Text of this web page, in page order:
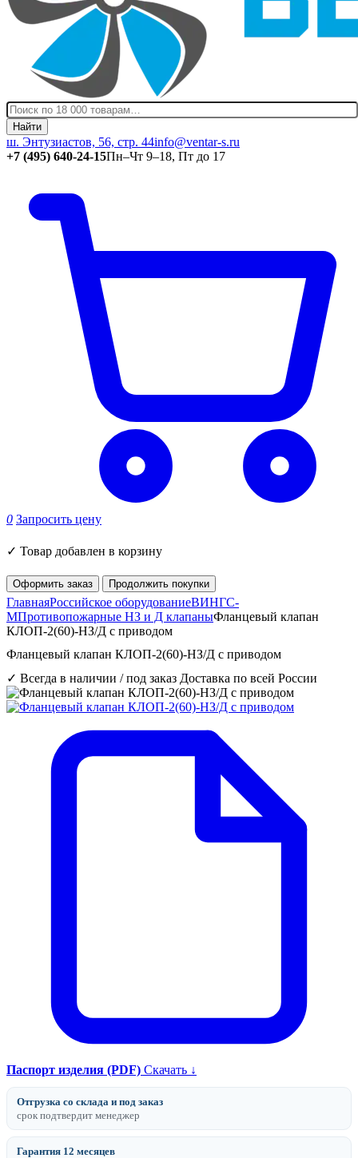
Найти
ш. Энтузиастов, 56, стр. 44info@ventar-s.ru
+7 (495) 640-24-15Пн–Чт 9–18, Пт до 17
0 Запросить цену
✓ Товар добавлен в корзину
Оформить заказ Продолжить покупки
ГлавнаяРоссийское оборудованиеВИНГС-
МПротивопожарные НЗ и Д клапаныФланцевый клапан
КЛОП-2(60)-НЗ/Д с приводом
Фланцевый клапан КЛОП-2(60)-НЗ/Д с приводом
✓ Всегда в наличии / под заказ Доставка по всей России
Паспорт изделия (PDF) Скачать ↓
Отгрузка со склада и под заказ
срок подтвердит менеджер
Гарантия 12 месяцев